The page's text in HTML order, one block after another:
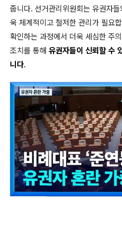
줍니다. 선거관리위원회는 유권자
욱 체계적이고 철저한 관리가 필요
확인하는 과정에서 더욱 세심한 주
조치를 통해 유권자들이 신뢰할 수
니다.